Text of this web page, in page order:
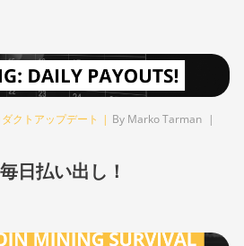
クトアップデート | By Marko Tarman |
日払い出し！